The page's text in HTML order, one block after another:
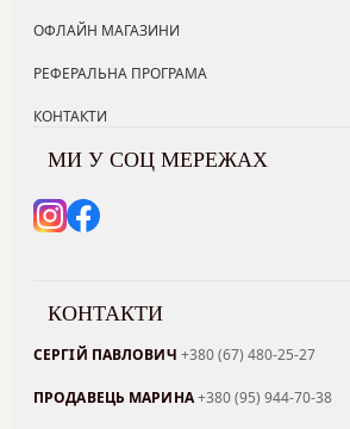
ОФЛАЙН МАГАЗИНИ
РЕФЕРАЛЬНА ПРОГРАМА
КОНТАКТИ
МИ У СОЦ МЕРЕЖАХ
КОНТАКТИ
СЕРГІЙ ПАВЛОВИЧ +380 (67) 480-25-27
ПРОДАВЕЦЬ МАРИНА+380 (95) 944-70-38